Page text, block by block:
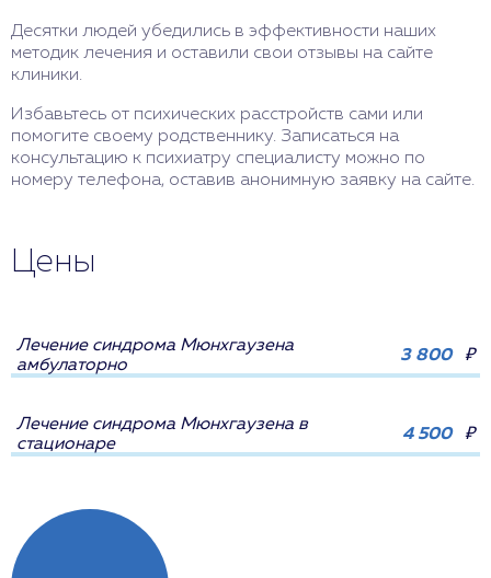
Десятки людей убедились в эффективности наших
методик лечения и оставили свои отзывы на сайте
клиники.
Избавьтесь от психических расстройств сами или
помогите своему родственнику. Записаться на
консультацию к психиатру специалисту можно по
номеру телефона, оставив анонимную заявку на сайте.
Цены
Лечение синдрома Мюнхгаузена
амбулаторно
3 800 ₽
Лечение синдрома Мюнхгаузена в
стационаре
4 500 ₽